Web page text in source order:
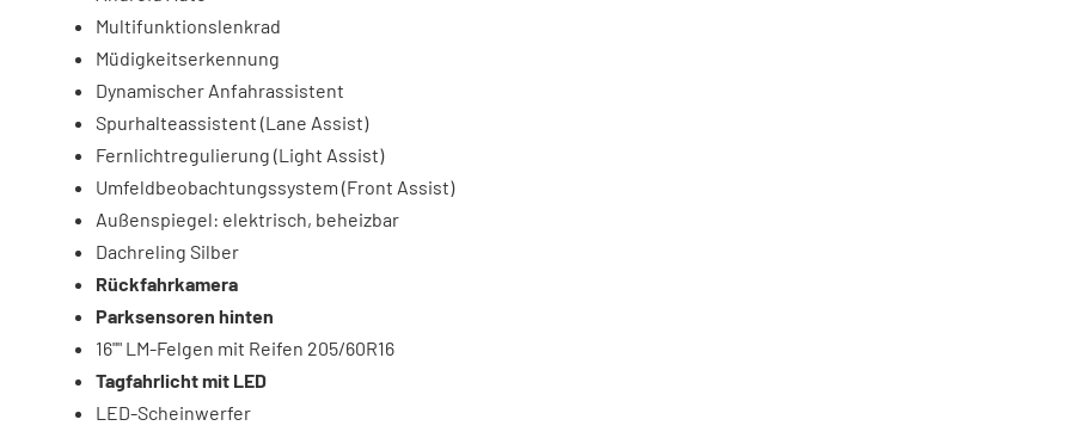
Multifunktionslenkrad
Müdigkeitserkennung
Dynamischer Anfahrassistent
Spurhalteassistent (Lane Assist)
Fernlichtregulierung (Light Assist)
Umfeldbeobachtungssystem (Front Assist)
Außenspiegel: elektrisch, beheizbar
Dachreling Silber
Rückfahrkamera
Parksensoren hinten
16"" LM-Felgen mit Reifen 205/60R16
Tagfahrlicht mit LED
LED-Scheinwerfer